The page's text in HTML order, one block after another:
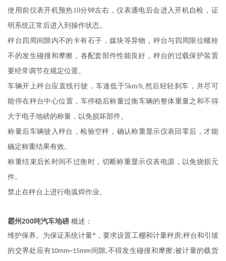
使用前仪表开机预热10分钟左右，仪表通电后会进入开机自检，证
明系统正常后进入到操作状态。
秤台四周间隙内不的卡有石子，媒块等异物，秤台与四周限位螺栓
不的发生碰撞和摩擦，各配套部件性能良好，秤台的过载保护装置
要经常调节在规定位置。
车辆开上秤台应直线行驶，车速低于5km/h,然后轻轻刹车，并尽可
能停在秤台中心位置，车停稳后称量过衡车辆的整体重量之和不得
大于电子地磅的称量，以免损坏部件。
称量后车辆驶入秤台，检验空秤，确认称重显示仪表回零后，才能
确定称重结果有效。
称重结束后长时间不过衡时，切断称重显示仪表电源，以免烧损元
件。
禁止在秤台上进行电弧焊作业。
霸州200吨汽车地磅 概述：
维护保养。为保证系统计量*，要求设置工棚和计量秤房;秤台和引坡
的交界处应有10mm~15mm间隙,不得发生碰撞和摩擦;被计量的载货